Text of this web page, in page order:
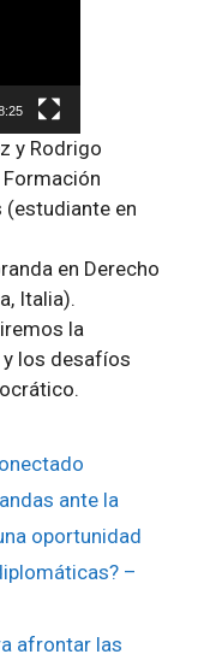
y Rodrigo
(estudiante en
en Derecho
Italia).
la
los desafíos
ante la
oportunidad
–
afrontar las